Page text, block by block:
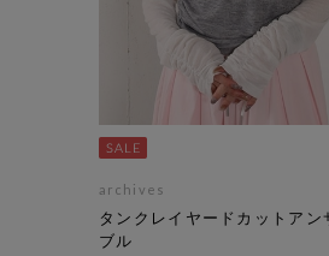
archives
タンクレイヤードカットアン
ブル